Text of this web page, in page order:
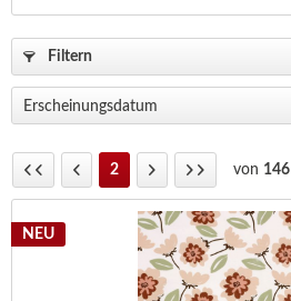
Filtern
2 von 146
NEU